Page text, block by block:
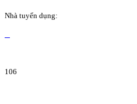
Nhà tuyển dụng:
106